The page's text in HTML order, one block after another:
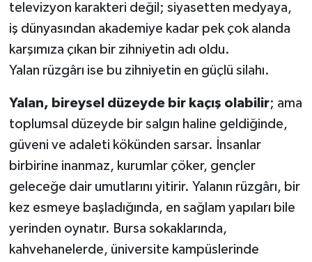
televizyon karakteri değil; siyasetten medyaya,
iş dünyasından akademiye kadar pek çok alanda
karşımıza çıkan bir zihniyetin adı oldu.
Yalan rüzgârı ise bu zihniyetin en güçlü silahı.
Yalan, bireysel düzeyde bir kaçış olabilir; ama
toplumsal düzeyde bir salgın haline geldiğinde,
güveni ve adaleti kökünden sarsar. İnsanlar
birbirine inanmaz, kurumlar çöker, gençler
geleceğe dair umutlarını yitirir. Yalanın rüzgârı, bir
kez esmeye başladığında, en sağlam yapıları bile
yerinden oynatır. Bursa sokaklarında,
kahvehanelerde, üniversite kampüslerinde